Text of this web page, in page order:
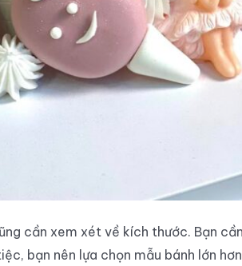
cần xem xét về kích thước. Bạn
bạn nên lựa chọn mẫu bánh lớn